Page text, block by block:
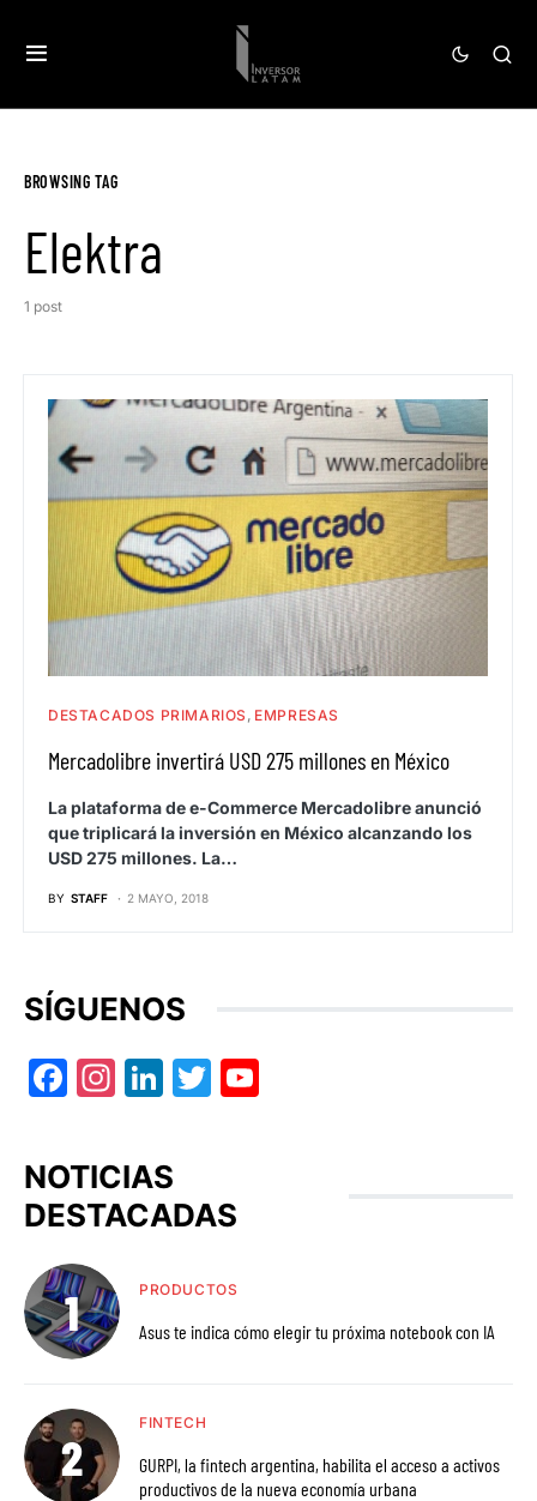
BROWSING TAG
Elektra
1 post
DESTACADOS PRIMARIOS EMPRESAS
Mercadolibre invertirá USD 275 millones en México
La plataforma de e-Commerce Mercadolibre anunció
que triplicará la inversión en México alcanzando los
USD 275 millones. La…
BY STAFF 2 MAYO, 2018
SÍGUENOS
Facebook
Instagram
LinkedIn
Twitter
NOTICIAS
DESTACADAS
PRODUCTOS
Asus te indica cómo elegir tu próxima notebook con IA
FINTECH
GURPI, la fintech argentina, habilita el acceso a activos
productivos de la nueva economía urbana